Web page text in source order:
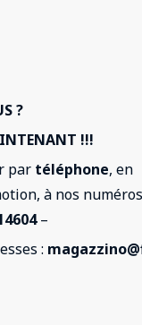
?
!!!
par téléphone, en
à nos numéros
–
: